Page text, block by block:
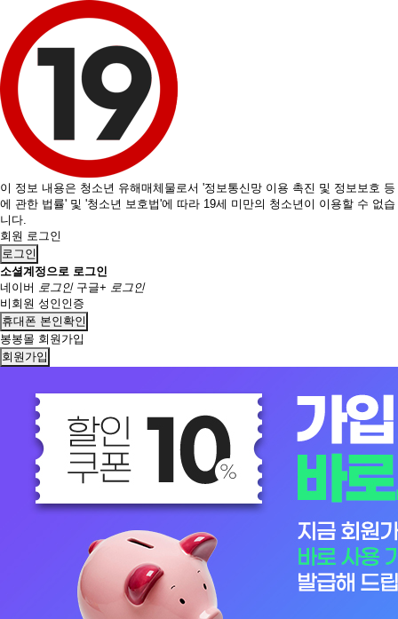
이 정보 내용은 청소년 유해매체물로서 '정보통신망 이용 촉진 및 정보보호 등
에 관한 법률' 및 '청소년 보호법'에 따라 19세 미만의 청소년이 이용할 수 없습
니다.
회원 로그인
로그인
소셜계정으로 로그인
네이버 로그인 구글+ 로그인
비회원 성인인증
휴대폰 본인확인
봉봉몰 회원가입
회원가입